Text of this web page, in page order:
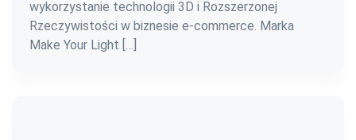
wykorzystanie technologii 3D i Rozszerzonej
Rzeczywistości w biznesie e-commerce. Marka
Make Your Light […]